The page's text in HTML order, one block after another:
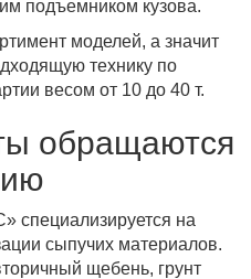
подъемником кузова.
моделей, а значит
технику по
весом от 10 до 40 т.
обращаются
на
сыпучих материалов.
щебень, грунт